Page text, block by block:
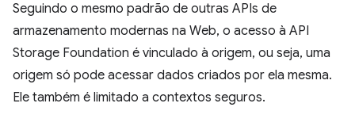
Seguindo o mesmo padrão de outras APIs de
armazenamento modernas na Web, o acesso à API
Storage Foundation é vinculado à origem, ou seja, uma
origem só pode acessar dados criados por ela mesma.
Ele também é limitado a contextos seguros.